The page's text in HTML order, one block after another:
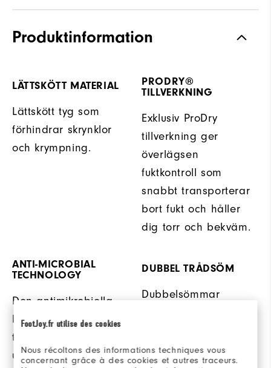
FootJoy.fr utilise des cookies
Nous récoltons des informations techniques vous
concernant grâce à des cookies et autres traceurs.
Produktinformation
LÄTTSKÖTT MATERIAL
Lättskött tyg som
förhindrar skrynklor
och krympning.
PRODRY®
TILLVERKNING
Exklusiv ProDry
tillverkning ger
överlägsen
fuktkontroll som
snabbt transporterar
bort fukt och håller
dig torr och bekväm.
ANTI-MICROBIAL
TECHNOLOGY
Den antimikrobiella
behandlingen hjälper
till att motverka
uppbyggnad av odör
DUBBEL TRÅDSÖM
Dubbelsömmar